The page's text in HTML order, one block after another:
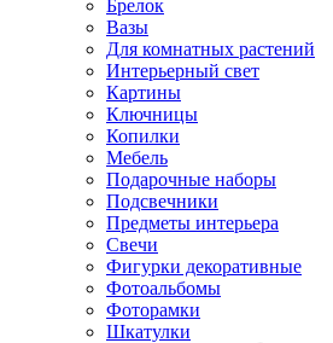
Брелок
Вазы
Для комнатных растений
Интерьерный свет
Картины
Ключницы
Копилки
Мебель
Подарочные наборы
Подсвечники
Предметы интерьера
Свечи
Фигурки декоративные
Фотоальбомы
Фоторамки
Шкатулки